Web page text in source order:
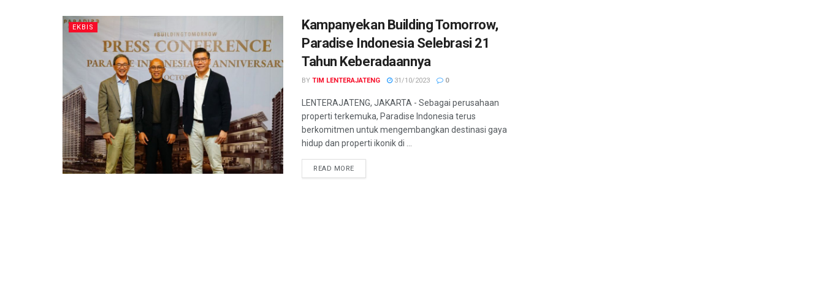
EKBIS
Kampanyekan Building Tomorrow,
Paradise Indonesia Selebrasi 21
Tahun Keberadaannya
BY TIM LENTERAJATENG 31/10/2023 0
LENTERAJATENG, JAKARTA - Sebagai perusahaan
properti terkemuka, Paradise Indonesia terus
berkomitmen untuk mengembangkan destinasi gaya
hidup dan properti ikonik di ...
READ MOREDETAILS